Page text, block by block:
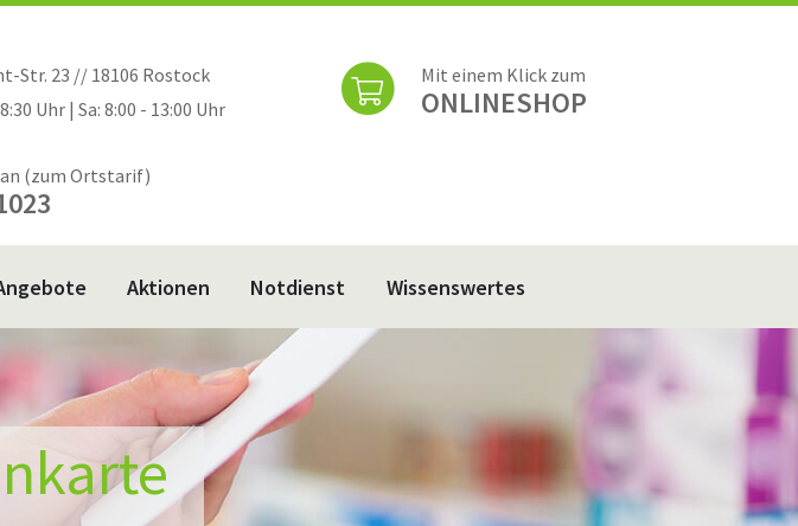
Str. 23 // 18106 Rostock
Uhr | Sa: 8:00 - 13:00 Uhr
an (zum Ortstarif)
Mit einem Klick zum
ONLINESHOP
Aktionen Notdienst Wissenswertes